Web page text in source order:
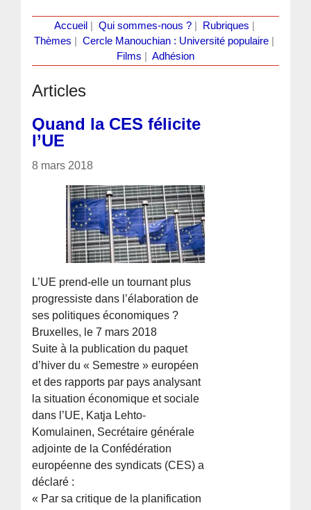
Accueil Qui sommes-nous ?| Rubriques
Thèmes
Cercle Manouchian : Université populaire
Films
Adhésion
Articles
Quand la CES félicite
l’UE
8 mars 2018
L’UE prend-elle un tournant plus
progressiste dans l’élaboration de
ses politiques économiques ?
Bruxelles, le 7 mars 2018
Suite à la publication du paquet
d’hiver du « Semestre » européen
et des rapports par pays analysant
la situation économique et sociale
dans l’UE, Katja Lehto-
Komulainen, Secrétaire générale
adjointe de la Confédération
européenne des syndicats (CES) a
déclaré :
« Par sa critique de la planification